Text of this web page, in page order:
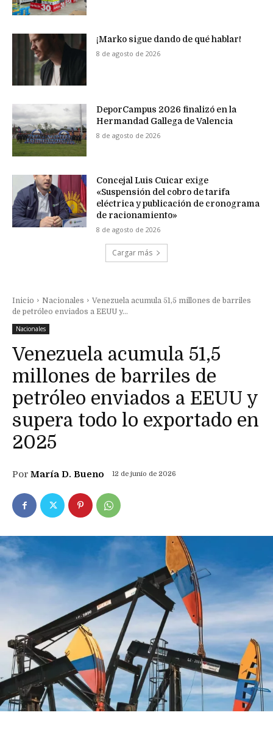
¡Marko sigue dando de qué hablar!
8 de agosto de 2026
DeporCampus 2026 finalizó en la
Hermandad Gallega de Valencia
8 de agosto de 2026
Concejal Luis Cuicar exige
«Suspensión del cobro de tarifa
eléctrica y publicación de cronograma
de racionamiento»
8 de agosto de 2026
Cargar más